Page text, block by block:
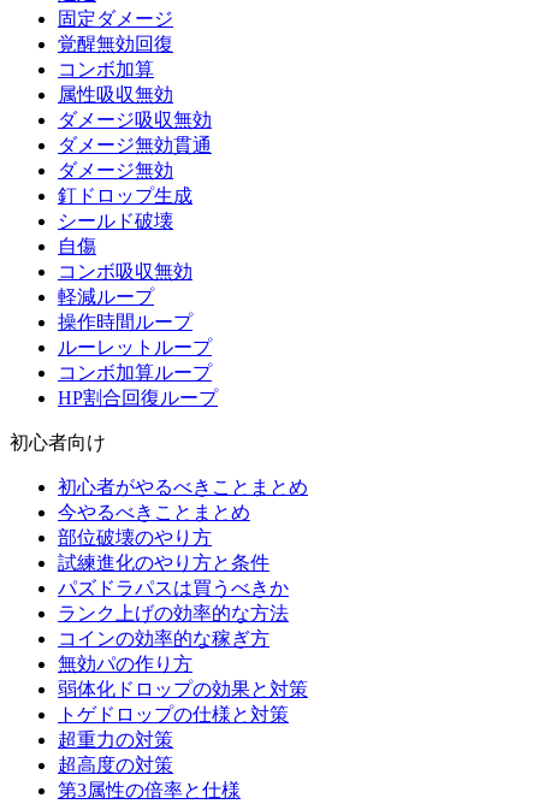
固定ダメージ
覚醒無効回復
コンボ加算
属性吸収無効
ダメージ吸収無効
ダメージ無効貫通
ダメージ無効
釘ドロップ生成
シールド破壊
自傷
コンボ吸収無効
軽減ループ
操作時間ループ
ルーレットループ
コンボ加算ループ
HP割合回復ループ
初心者向け
初心者がやるべきことまとめ
今やるべきことまとめ
部位破壊のやり方
試練進化のやり方と条件
パズドラパスは買うべきか
ランク上げの効率的な方法
コインの効率的な稼ぎ方
無効パの作り方
弱体化ドロップの効果と対策
トゲドロップの仕様と対策
超重力の対策
超高度の対策
第3属性の倍率と仕様